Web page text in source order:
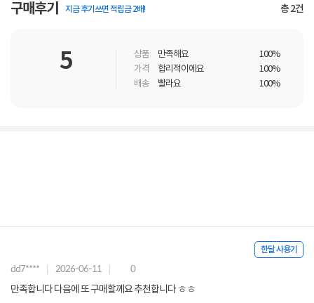
구매후기 지금 후기쓰면 적립금 2배! 총2건
5 상품 만족해요
100%
가격
합리적이에요
100%
배송
빨라요 100%
한달 사용기
dd7**** 2026-06-11 0
만족합니다 다음에 또 구매할께요 추천합니다 ㅎㅎ